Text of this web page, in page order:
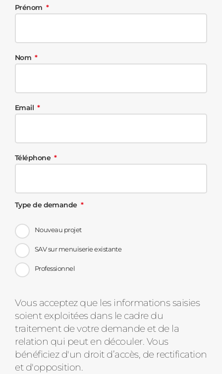
Prénom
Nom
Email
Téléphone
Type de demande
Nouveau projet
SAV sur menuiserie existante
Professionnel
Message
d'état
Vous acceptez que les informations saisies
soient exploitées dans le cadre du
traitement de votre demande et de la
relation qui peut en découler. Vous
bénéficiez d'un droit d’accès, de rectification
et d'opposition.